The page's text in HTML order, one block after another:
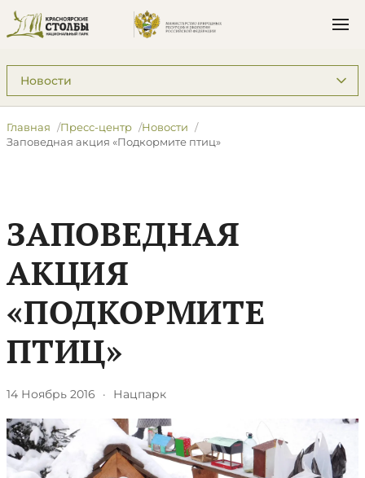
Подразделы: Пресс-центр
Главная Пресс-центр
Новости
Заповедная акция «Подкормите птиц»
ЗАПОВЕДНАЯ
АКЦИЯ
«ПОДКОРМИТЕ
ПТИЦ»
14 Ноябрь 2016 · Нацпарк